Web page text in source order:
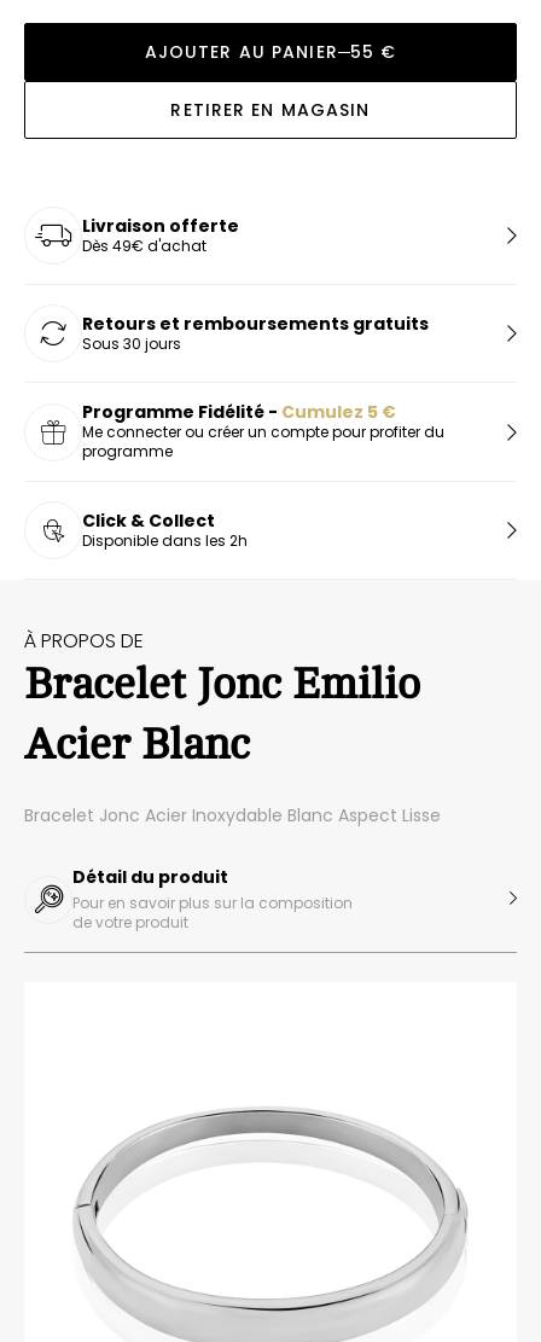
AJOUTER AU PANIER 55 €
RETIRER EN MAGASIN
Livraison offerte
Dès 49€ d'achat
Retours et remboursements gratuits
Sous 30 jours
Programme Fidélité - Cumulez 5 €
Me connecter ou créer un compte pour profiter du
programme
Click & Collect
Disponible dans les 2h
À PROPOS DE
Bracelet Jonc Emilio
Acier Blanc
Bracelet Jonc Acier Inoxydable Blanc Aspect Lisse
Détail du produit
Pour en savoir plus sur la composition
de votre produit